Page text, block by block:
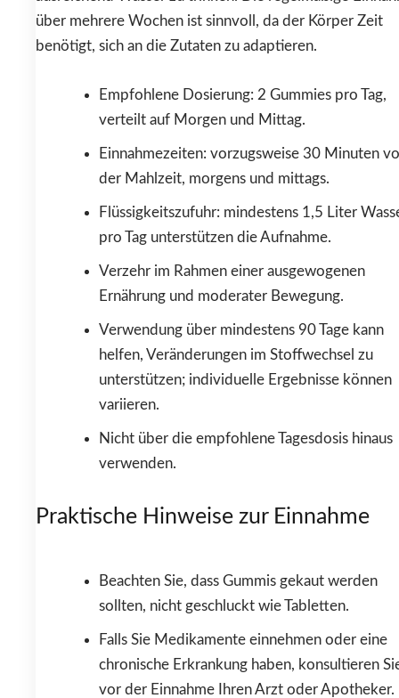
über mehrere Wochen ist sinnvoll, da der Körper Zeit
benötigt, sich an die Zutaten zu adaptieren.
Empfohlene Dosierung: 2 Gummies pro Tag,
verteilt auf Morgen und Mittag.
Einnahmezeiten: vorzugsweise 30 Minuten
der Mahlzeit, morgens und mittags.
Flüssigkeitszufuhr: mindestens 1,5 Liter
pro Tag unterstützen die Aufnahme.
Verzehr im Rahmen einer ausgewogenen
Ernährung und moderater Bewegung.
Verwendung über mindestens 90 Tage kann
helfen, Veränderungen im Stoffwechsel zu
unterstützen; individuelle Ergebnisse können
variieren.
Nicht über die empfohlene Tagesdosis hinaus
verwenden.
Praktische Hinweise zur Einnahme
Beachten Sie, dass Gummis gekaut werden
sollten, nicht geschluckt wie Tabletten.
Falls Sie Medikamente einnehmen oder eine
chronische Erkrankung haben, konsultieren
vor der Einnahme Ihren Arzt oder Apotheker.